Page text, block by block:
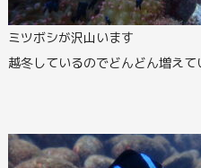
ミツボシが沢山います
越冬しているのでどんどん増えて